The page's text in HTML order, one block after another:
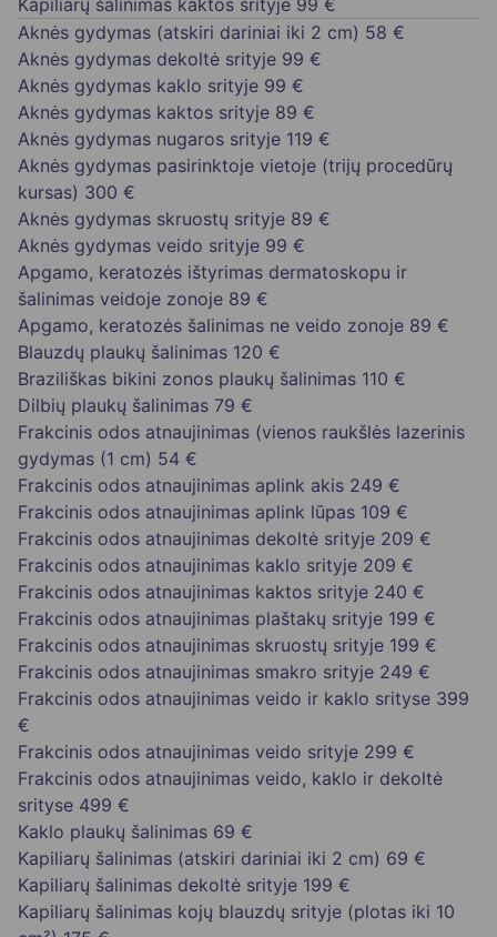
Aknės gydymas (atskiri dariniai iki 2 cm) 58 €
Aknės gydymas dekoltė srityje 99 €
Aknės gydymas kaklo srityje 99 €
Aknės gydymas kaktos srityje 89 €
Aknės gydymas nugaros srityje 119 €
Aknės gydymas pasirinktoje vietoje (trijų procedūrų
kursas) 300 €
Aknės gydymas skruostų srityje 89 €
Aknės gydymas veido srityje 99 €
Apgamo, keratozės ištyrimas dermatoskopu ir
šalinimas veidoje zonoje 89 €
Apgamo, keratozės šalinimas ne veido zonoje 89 €
Blauzdų plaukų šalinimas 120 €
Braziliškas bikini zonos plaukų šalinimas 110 €
Dilbių plaukų šalinimas 79 €
Frakcinis odos atnaujinimas (vienos raukšlės lazerinis
gydymas (1 cm) 54 €
Frakcinis odos atnaujinimas aplink akis 249 €
Frakcinis odos atnaujinimas aplink lūpas 109 €
Frakcinis odos atnaujinimas dekoltė srityje 209 €
Frakcinis odos atnaujinimas kaklo srityje 209 €
Frakcinis odos atnaujinimas kaktos srityje 240 €
Frakcinis odos atnaujinimas plaštakų srityje 199 €
Frakcinis odos atnaujinimas skruostų srityje 199 €
Frakcinis odos atnaujinimas smakro srityje 249 €
Frakcinis odos atnaujinimas veido ir kaklo srityse 399
€
Frakcinis odos atnaujinimas veido srityje 299 €
Frakcinis odos atnaujinimas veido, kaklo ir dekoltė
srityse 499 €
Kaklo plaukų šalinimas 69 €
Kapiliarų šalinimas (atskiri dariniai iki 2 cm) 69 €
Kapiliarų šalinimas dekoltė srityje 199 €
Kapiliarų šalinimas kojų blauzdų srityje (plotas iki 10